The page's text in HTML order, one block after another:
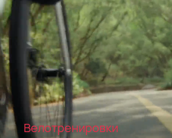
Велотренировки